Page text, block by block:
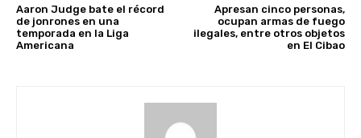
Aaron Judge bate el récord
de jonrones en una
temporada en la Liga
Americana
Apresan cinco personas,
ocupan armas de fuego
ilegales, entre otros objetos
en El Cibao